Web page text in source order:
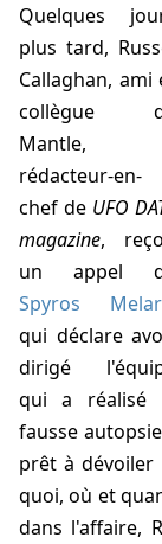
Quelques jours
plus tard,
Callaghan, ami
collègue
Mantle,
rédacteur-en-
chef de UFO
magazine,
un appel
Spyros
qui déclare
dirigé
qui a réalisé
fausse
prêt à dévoiler
quoi, où et
dans l'affaire,